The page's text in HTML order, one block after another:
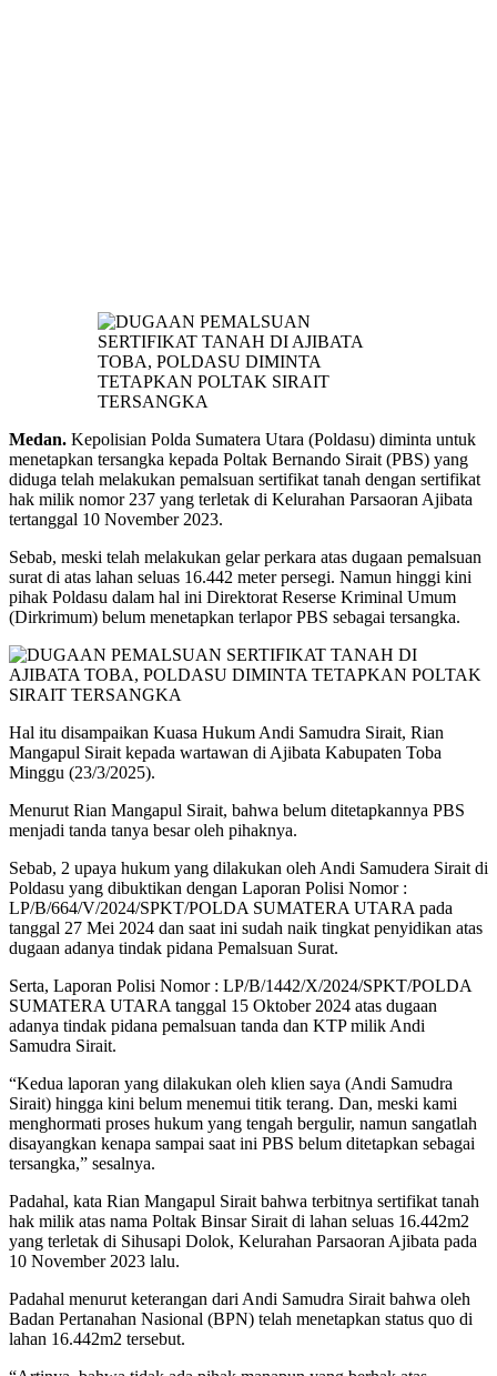
Medan. Kepolisian Polda Sumatera Utara (Poldasu) diminta untuk
menetapkan tersangka kepada Poltak Bernando Sirait (PBS) yang
diduga telah melakukan pemalsuan sertifikat tanah dengan sertifikat
hak milik nomor 237 yang terletak di Kelurahan Parsaoran Ajibata
tertanggal 10 November 2023.
Sebab, meski telah melakukan gelar perkara atas dugaan pemalsuan
surat di atas lahan seluas 16.442 meter persegi. Namun hinggi kini
pihak Poldasu dalam hal ini Direktorat Reserse Kriminal Umum
(Dirkrimum) belum menetapkan terlapor PBS sebagai tersangka.
Hal itu disampaikan Kuasa Hukum Andi Samudra Sirait, Rian
Mangapul Sirait kepada wartawan di Ajibata Kabupaten Toba
Minggu (23/3/2025).
Menurut Rian Mangapul Sirait, bahwa belum ditetapkannya PBS
menjadi tanda tanya besar oleh pihaknya.
Sebab, 2 upaya hukum yang dilakukan oleh Andi Samudera Sirait di
Poldasu yang dibuktikan dengan Laporan Polisi Nomor :
LP/B/664/V/2024/SPKT/POLDA SUMATERA UTARA pada
tanggal 27 Mei 2024 dan saat ini sudah naik tingkat penyidikan atas
dugaan adanya tindak pidana Pemalsuan Surat.
Serta, Laporan Polisi Nomor : LP/B/1442/X/2024/SPKT/POLDA
SUMATERA UTARA tanggal 15 Oktober 2024 atas dugaan
adanya tindak pidana pemalsuan tanda dan KTP milik Andi
Samudra Sirait.
“Kedua laporan yang dilakukan oleh klien saya (Andi Samudra
Sirait) hingga kini belum menemui titik terang. Dan, meski kami
menghormati proses hukum yang tengah bergulir, namun sangatlah
disayangkan kenapa sampai saat ini PBS belum ditetapkan sebagai
tersangka,” sesalnya.
Padahal, kata Rian Mangapul Sirait bahwa terbitnya sertifikat tanah
hak milik atas nama Poltak Binsar Sirait di lahan seluas 16.442m2
yang terletak di Sihusapi Dolok, Kelurahan Parsaoran Ajibata pada
10 November 2023 lalu.
Padahal menurut keterangan dari Andi Samudra Sirait bahwa oleh
Badan Pertanahan Nasional (BPN) telah menetapkan status quo di
lahan 16.442m2 tersebut.